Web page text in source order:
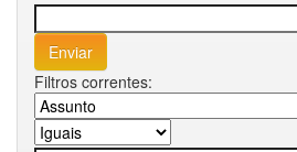
Filtros correntes: